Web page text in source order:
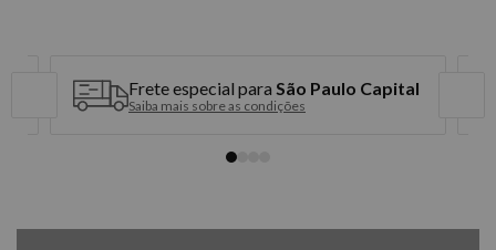
Frete especial para São Paulo Capital
Saiba mais sobre as condições